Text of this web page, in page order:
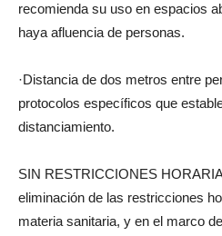
recomienda su uso en espacios
haya afluencia de personas.
·Distancia de dos metros entre
protocolos específicos que
distanciamiento.
SIN RESTRICCIONES
eliminación de las restricciones
materia sanitaria, y en el marco